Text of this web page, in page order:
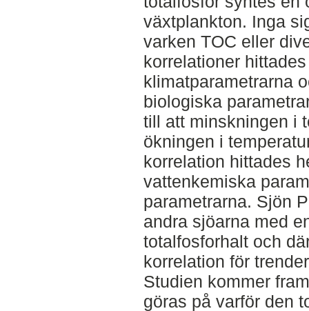
växtplankton. Inga
varken TOC eller
korrelationer
klimatparametrarna
biologiska
till att minskningen i
ökningen i
korrelation hittades
vattenkemiska
parametrarna. Sjön
andra sjöarna med
totalfosforhalt och
korrelation för
Studien kommer
göras på varför den